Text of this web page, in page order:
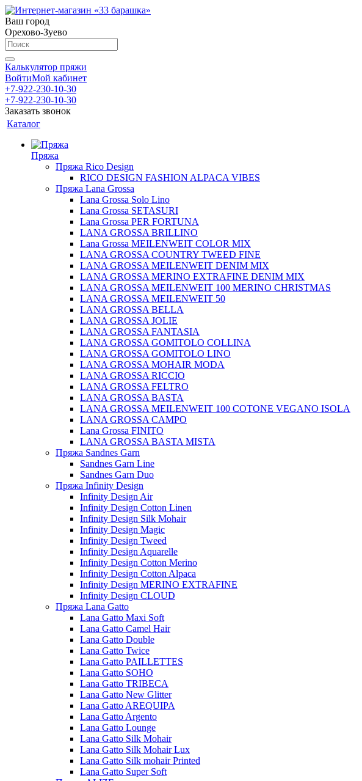
Ваш город
Орехово-Зуево
Калькулятор пряжи
ВойтиМой кабинет
+7-922-230-10-30
+7-922-230-10-30
Заказать звонок
Каталог
Пряжа
Пряжа Rico Design
RICO DESIGN FASHION ALPACA VIBES
Пряжа Lana Grossa
Lana Grossa Solo Lino
Lana Grossa SETASURI
Lana Grossa PER FORTUNA
LANA GROSSA BRILLINO
Lana Grossa MEILENWEIT COLOR MIX
LANA GROSSA COUNTRY TWEED FINE
LANA GROSSA MEILENWEIT DENIM MIX
LANA GROSSA MERINO EXTRAFINE DENIM MIX
LANA GROSSA MEILENWEIT 100 MERINO CHRISTMAS
LANA GROSSA MEILENWEIT 50
LANA GROSSA BELLA
LANA GROSSA JOLIE
LANA GROSSA FANTASIA
LANA GROSSA GOMITOLO COLLINA
LANA GROSSA GOMITOLO LINO
LANA GROSSA MOHAIR MODA
LANA GROSSA RICCIO
LANA GROSSA FELTRO
LANA GROSSA BASTA
LANA GROSSA MEILENWEIT 100 COTONE VEGANO ISOLA
LANA GROSSA CAMPO
Lana Grossa FINITO
LANA GROSSA BASTA MISTA
Пряжа Sandnes Garn
Sandnes Garn Line
Sandnes Garn Duo
Пряжа Infinity Design
Infinity Design Air
Infinity Design Cotton Linen
Infinity Design Silk Mohair
Infinity Design Magic
Infinity Design Tweed
Infinity Design Aquarelle
Infinity Design Cotton Merino
Infinity Design Cotton Alpaca
Infinity Design MERINO EXTRAFINE
Infinity Design CLOUD
Пряжа Lana Gatto
Lana Gatto Maxi Soft
Lana Gatto Camel Hair
Lana Gatto Double
Lana Gatto Twice
Lana Gatto PAILLETTES
Lana Gatto SOHO
Lana Gatto TRIBECA
Lana Gatto New Glitter
Lana Gatto AREQUIPA
Lana Gatto Argento
Lana Gatto Lounge
Lana Gatto Silk Mohair
Lana Gatto Silk Mohair Lux
Lana Gatto Silk mohair Printed
Lana Gatto Super Soft